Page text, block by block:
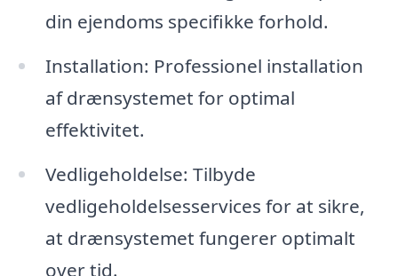
din ejendoms specifikke forhold.
Installation: Professionel installation
af drænsystemet for optimal
effektivitet.
Vedligeholdelse: Tilbyde
vedligeholdelsesservices for at sikre,
at drænsystemet fungerer optimalt
over tid.